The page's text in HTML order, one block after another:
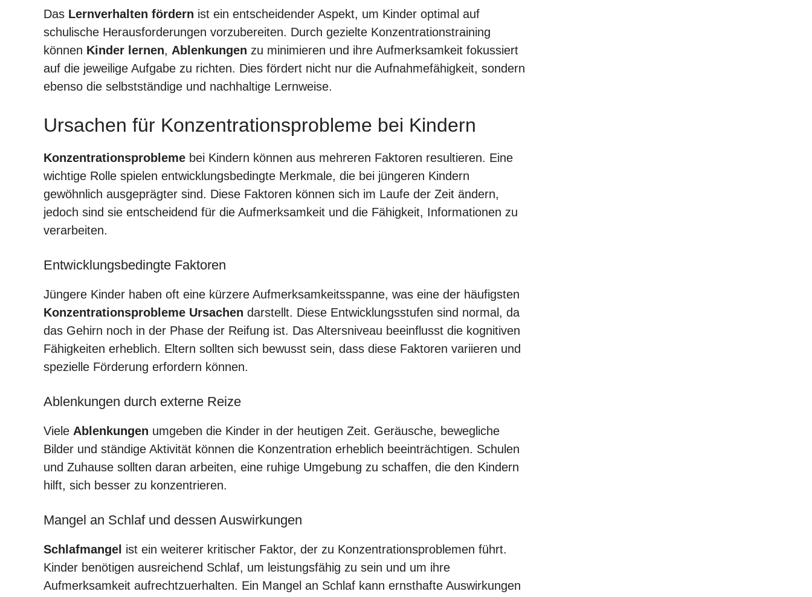
Das Lernverhalten fördern ist ein entscheidender Aspekt, um Kinder optimal auf
schulische Herausforderungen vorzubereiten. Durch gezielte Konzentrationstraining
können Kinder lernen, Ablenkungen zu minimieren und ihre Aufmerksamkeit fokussiert
auf die jeweilige Aufgabe zu richten. Dies fördert nicht nur die Aufnahmefähigkeit, sondern
ebenso die selbstständige und nachhaltige Lernweise.
Ursachen für Konzentrationsprobleme bei Kindern
Konzentrationsprobleme bei Kindern können aus mehreren Faktoren resultieren. Eine
wichtige Rolle spielen entwicklungsbedingte Merkmale, die bei jüngeren Kindern
gewöhnlich ausgeprägter sind. Diese Faktoren können sich im Laufe der Zeit ändern,
jedoch sind sie entscheidend für die Aufmerksamkeit und die Fähigkeit, Informationen zu
verarbeiten.
Entwicklungsbedingte Faktoren
Jüngere Kinder haben oft eine kürzere Aufmerksamkeitsspanne, was eine der häufigsten
Konzentrationsprobleme Ursachen darstellt. Diese Entwicklungsstufen sind normal, da
das Gehirn noch in der Phase der Reifung ist. Das Altersniveau beeinflusst die kognitiven
Fähigkeiten erheblich. Eltern sollten sich bewusst sein, dass diese Faktoren variieren und
spezielle Förderung erfordern können.
Ablenkungen durch externe Reize
Viele Ablenkungen umgeben die Kinder in der heutigen Zeit. Geräusche, bewegliche
Bilder und ständige Aktivität können die Konzentration erheblich beeinträchtigen. Schulen
und Zuhause sollten daran arbeiten, eine ruhige Umgebung zu schaffen, die den Kindern
hilft, sich besser zu konzentrieren.
Mangel an Schlaf und dessen Auswirkungen
Schlafmangel ist ein weiterer kritischer Faktor, der zu Konzentrationsproblemen führt.
Kinder benötigen ausreichend Schlaf, um leistungsfähig zu sein und um ihre
Aufmerksamkeit aufrechtzuerhalten. Ein Mangel an Schlaf kann ernsthafte Auswirkungen